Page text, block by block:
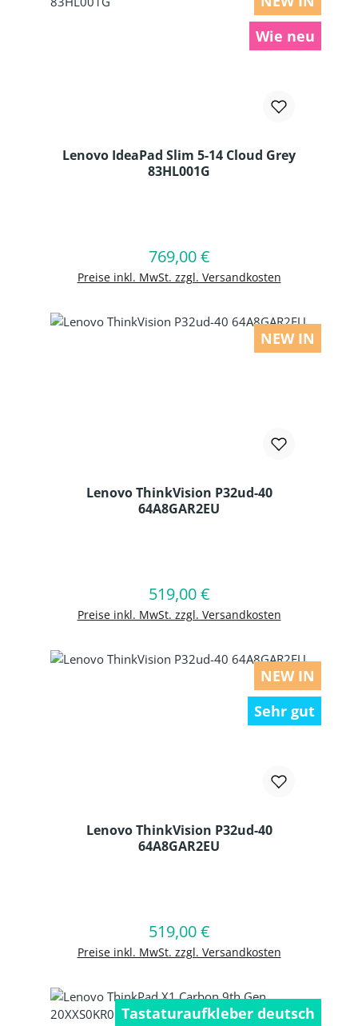
Wie neu
Lenovo IdeaPad Slim 5-14 Cloud Grey
83HL001G
Regulärer Preis:
769,00 €
Preise inkl. MwSt. zzgl. Versandkosten
In den Warenkorb
NEW IN
Lenovo ThinkVision P32ud-40
64A8GAR2EU
Regulärer Preis:
519,00 €
Preise inkl. MwSt. zzgl. Versandkosten
In den Warenkorb
NEW IN
Sehr gut
Lenovo ThinkVision P32ud-40
64A8GAR2EU
Regulärer Preis:
519,00 €
Preise inkl. MwSt. zzgl. Versandkosten
In den Warenkorb
Tastaturaufkleber deutsch